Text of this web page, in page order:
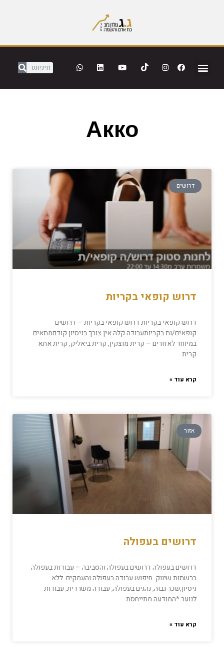
Акко
דרושים
דרוש קופאי בקריות
דרוש קופאי בקריות דרוש קופאי בקריות – דרושים
קופאים/ות בקריותעבודה קלה אין צורך בניסיון קודםמתאים
במיוחד לאזורים – קרית מוצקין, קרית ביאליק, קרית אתא
קרית
קרא עוד »
אזור
דרושים בעפולה
דרושים בעפולה דרושים בעפולה והסביבה – עבודות בעפולה
ברשתות שיווק. חיפוש עבודה בעפולה והעמקים. ללא
ניסיון,שכר גבוה, נהגים בעפולה, עבודה משרדית, עבודות
לנוער *המודעה מתייחסת
קרא עוד »